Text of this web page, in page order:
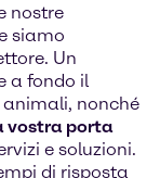
nostre
siamo
Un
a fondo il
animali, nonché
vostra porta
e soluzioni.
di risposta